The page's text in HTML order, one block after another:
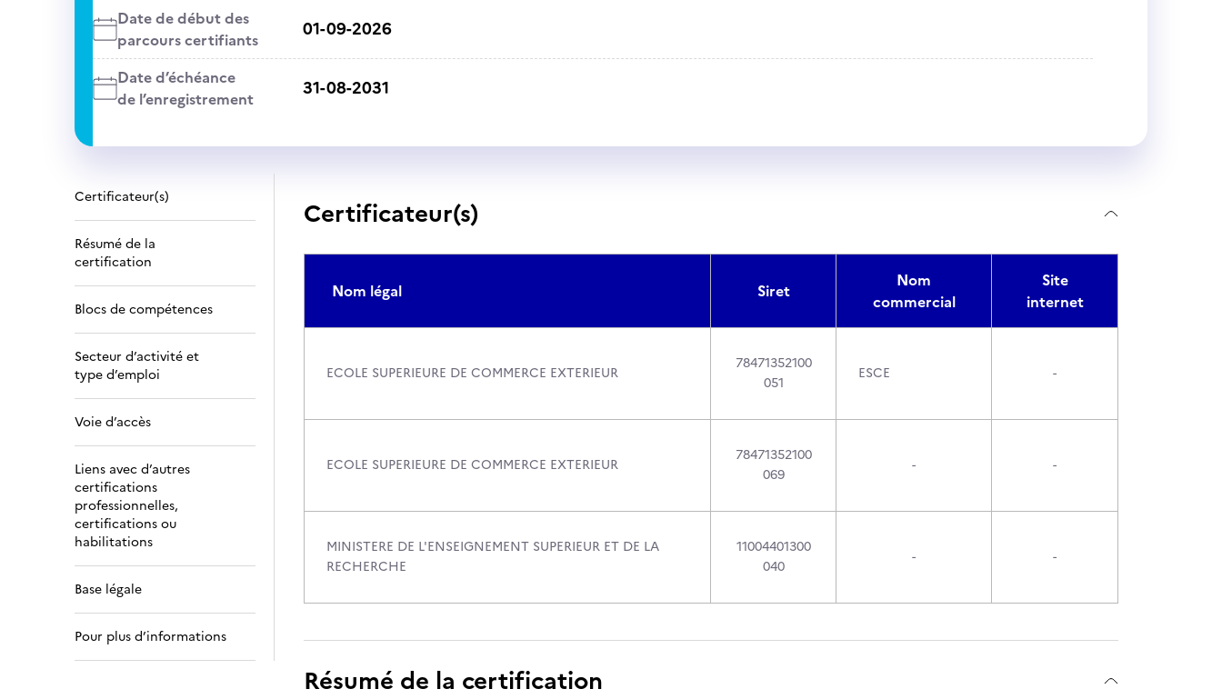
Date de début des
parcours certifiants
01-09-2026
Date d’échéance
de l’enregistrement
31-08-2031
Certificateur(s)
Résumé de la
certification
Blocs de compétences
Secteur d’activité et
type d’emploi
Voie d’accès
Liens avec d’autres
certifications
professionnelles,
certifications ou
habilitations
Base légale
Pour plus d’informations
Certificateur(s)
Nom légal Siret
Nom
commercial
Site
internet
ECOLE SUPERIEURE DE COMMERCE EXTERIEUR
78471352100
051
ESCE -
ECOLE SUPERIEURE DE COMMERCE EXTERIEUR
78471352100
069
- -
MINISTERE DE L'ENSEIGNEMENT SUPERIEUR ET DE LA
RECHERCHE
11004401300
040
- -
Résumé de la certification